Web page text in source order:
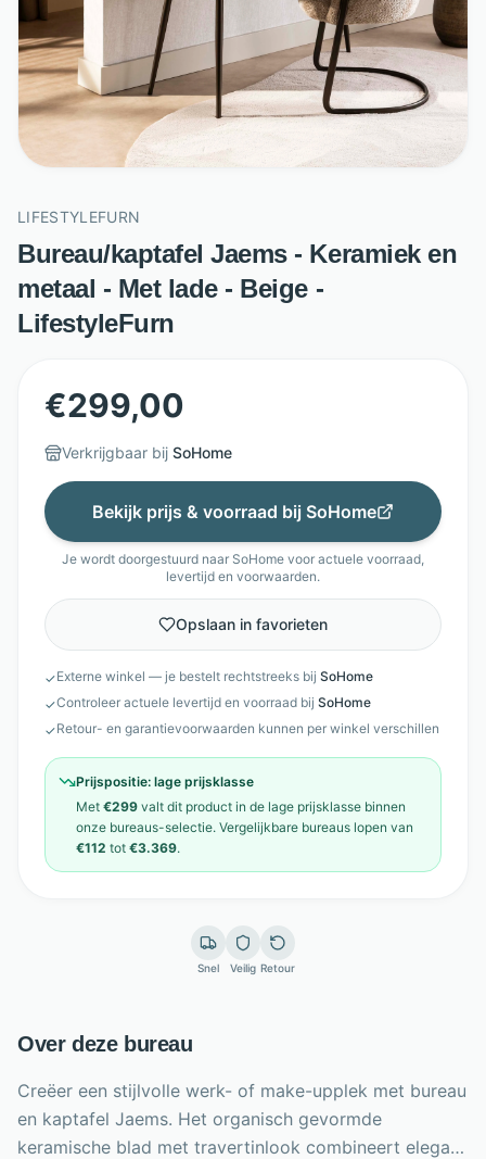
LIFESTYLEFURN
Bureau/kaptafel Jaems - Keramiek en
metaal - Met lade - Beige -
LifestyleFurn
€299,00
Verkrijgbaar bij SoHome
Bekijk prijs & voorraad bij SoHome
Je wordt doorgestuurd naar SoHome voor actuele voorraad,
levertijd en voorwaarden.
Opslaan in favorieten
✓Externe winkel — je bestelt rechtstreeks bij SoHome
✓Controleer actuele levertijd en voorraad bij SoHome
✓Retour- en garantievoorwaarden kunnen per winkel verschillen
Prijspositie: lage prijsklasse
Met €299 valt dit product in de lage prijsklasse binnen
onze bureaus-selectie. Vergelijkbare bureaus lopen van
€112 tot €3.369.
Snel Veilig Retour
Over deze bureau
Creëer een stijlvolle werk- of make-upplek met bureau
en kaptafel Jaems. Het organisch gevormde
keramische blad met travertinlook combineert elegant